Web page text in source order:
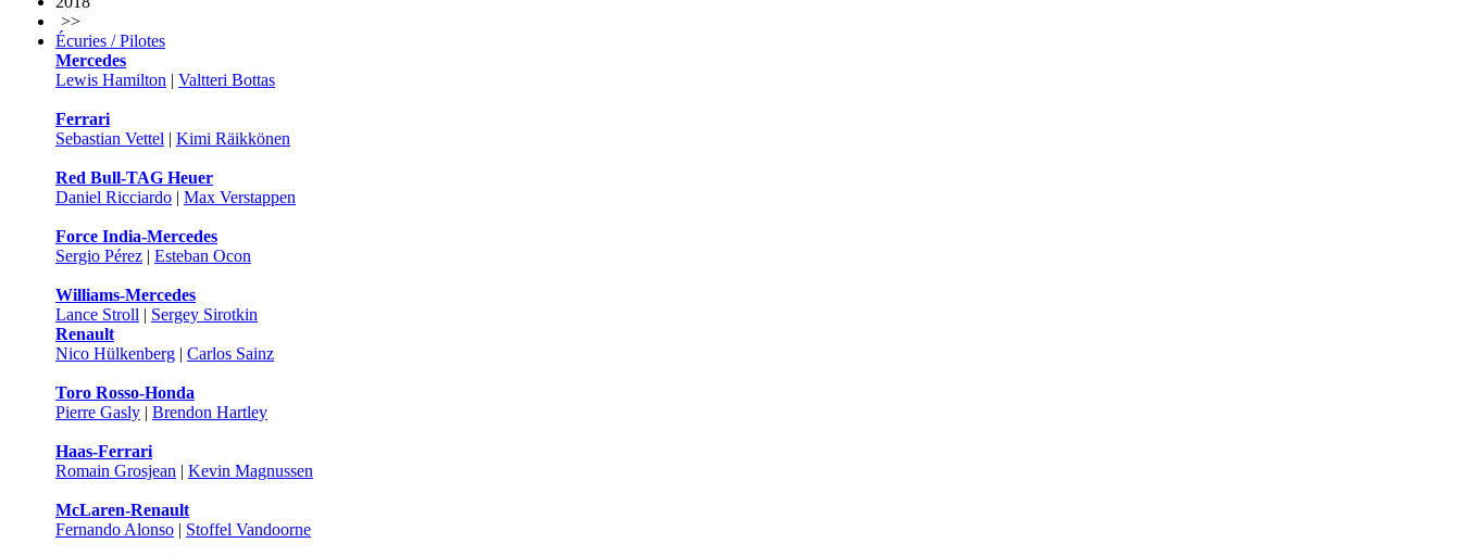
>>
Écuries / Pilotes
Mercedes
Lewis Hamilton | Valtteri Bottas
Ferrari
Sebastian Vettel | Kimi Räikkönen
Red Bull-TAG Heuer
Daniel Ricciardo | Max Verstappen
Force India-Mercedes
Sergio Pérez | Esteban Ocon
Williams-Mercedes
Lance Stroll | Sergey Sirotkin
Renault
Nico Hülkenberg | Carlos Sainz
Toro Rosso-Honda
Pierre Gasly | Brendon Hartley
Haas-Ferrari
Romain Grosjean | Kevin Magnussen
McLaren-Renault
Fernando Alonso | Stoffel Vandoorne